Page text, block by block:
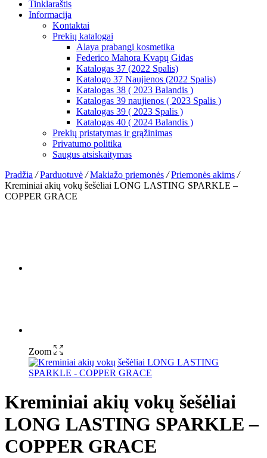
Tinklaraštis
Informacija
Kontaktai
Prekių katalogai
Alaya prabangi kosmetika
Federico Mahora Kvapų Gidas
Katalogas 37 (2022 Spalis)
Katalogo 37 Naujienos (2022 Spalis)
Katalogas 38 ( 2023 Balandis )
Katalogas 39 naujienos ( 2023 Spalis )
Katalogas 39 ( 2023 Spalis )
Katalogas 40 ( 2024 Balandis )
Prekių pristatymas ir grąžinimas
Privatumo politika
Saugus atsiskaitymas
Pradžia / Parduotuvė / Makiažo priemonės / Priemonės akims /
Kreminiai akių vokų šešėliai LONG LASTING SPARKLE –
COPPER GRACE
Zoom
Kreminiai akių vokų šešėliai
LONG LASTING SPARKLE –
COPPER GRACE